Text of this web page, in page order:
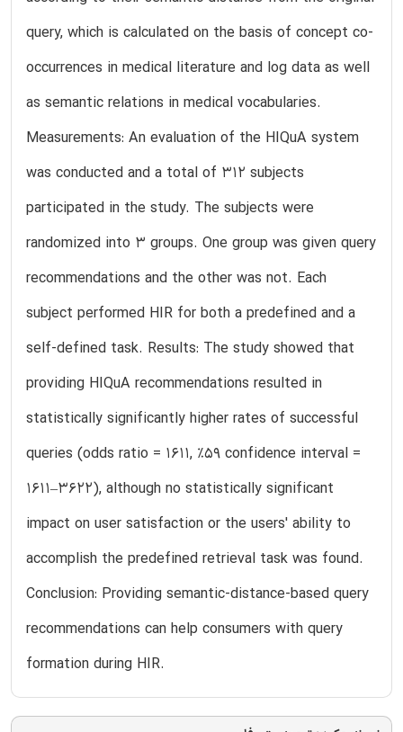
query, which is calculated on the basis of concept co-
occurrences in medical literature and log data as well
as semantic relations in medical vocabularies.
Measurements: An evaluation of the HIQuA system
was conducted and a total of 312 subjects
participated in the study. The subjects were
randomized into 3 groups. One group was given query
recommendations and the other was not. Each
subject performed HIR for both a predefined and a
self-defined task. Results: The study showed that
providing HIQuA recommendations resulted in
statistically significantly higher rates of successful
queries (odds ratio = 1611, %59 confidence interval =
1611–3622), although no statistically significant
impact on user satisfaction or the users' ability to
accomplish the predefined retrieval task was found.
Conclusion: Providing semantic-distance-based query
recommendations can help consumers with query
formation during HIR.